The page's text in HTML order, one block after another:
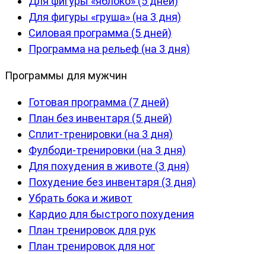
Для фигуры «груша» (на 3 дня)
Силовая программа (5 дней)
Программа на рельеф (на 3 дня)
Программы для мужчин
Готовая программа (7 дней)
План без инвентаря (5 дней)
Сплит-тренировки (на 3 дня)
Фулбоди-тренировки (на 3 дня)
Для похудения в животе (3 дня)
Похудение без инвентаря (3 дня)
Убрать бока и живот
Кардио для быстрого похудения
План тренировок для рук
План тренировок для ног